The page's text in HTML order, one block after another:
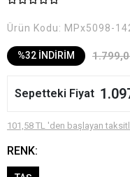
Ürün Kodu: MPx5098-
%32 İNDİRİM
Sepetteki Fiyat
101,58 TL 'den başlayan
RENK: